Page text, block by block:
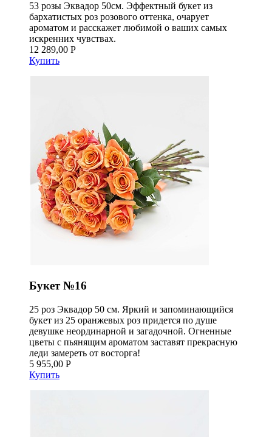
53 розы Эквадор 50см. Эффектный букет из
бархатистых роз розового оттенка, очарует
ароматом и расскажет любимой о ваших самых
искренних чувствах.
12 289,00 Р
Купить
Букет №16
25 роз Эквадор 50 см. Яркий и запоминающийся
букет из 25 оранжевых роз придется по душе
девушке неординарной и загадочной. Огненные
цветы с пьянящим ароматом заставят прекрасную
леди замереть от восторга!
5 955,00 Р
Купить